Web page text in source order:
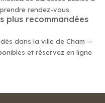
rendez-vous.
plus recommandées
dans la ville de Cham —
et réservez en ligne